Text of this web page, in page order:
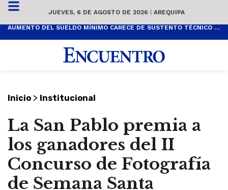
JUEVES, 6 DE AGOSTO DE 2026 | AREQUIPA
AUMENTO DEL SUELDO MÍNIMO CARECE DE SUSTENTO TÉCNICO Y ES POPULISTA
Inicio > Institucional
La San Pablo premia a
los ganadores del II
Concurso de Fotografía
de Semana Santa